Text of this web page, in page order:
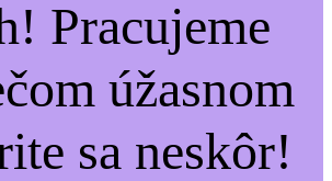
Pracujeme
úžasnom
sa neskôr!